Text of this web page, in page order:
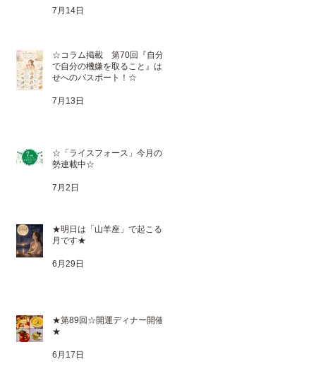
7月14日
☆コラム掲載 第70回『自分
で自分の機嫌を取ること』は幸
せへのパスポート！☆
7月13日
☆「ライスフォース」今月の運
勢連載中☆
7月2日
★明日は「山羊座」で起こる満
月です★
6月29日
★第89回☆開運ディナー開催
★
6月17日